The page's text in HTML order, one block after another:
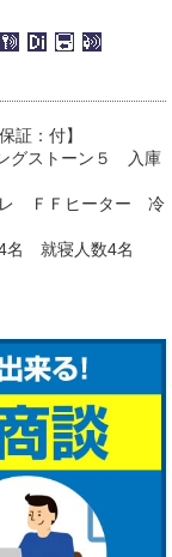
証：付】
グストーン５ 入庫
ＦＦヒーター 冷
名 就寝人数4名